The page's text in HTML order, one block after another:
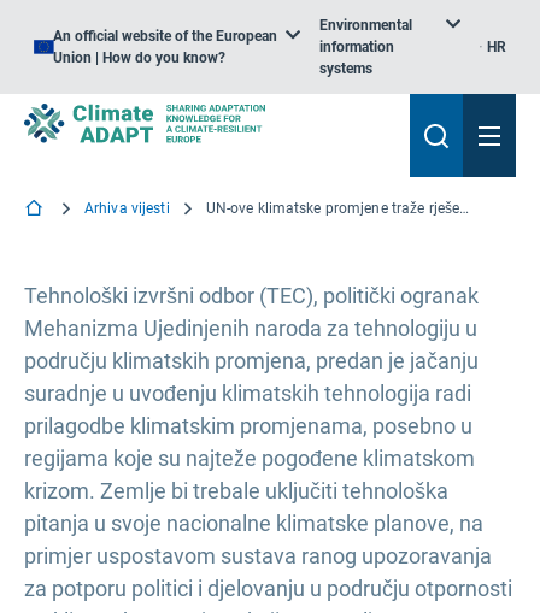
An official website of the European
Union | How do you know?
Environmental
information
systems
HR
Arhiva vijesti UN-ove klimatske promjene traže rješenja za klimatske tehnologije
Tehnološki izvršni odbor (TEC), politički ogranak
Mehanizma Ujedinjenih naroda za tehnologiju u
području klimatskih promjena, predan je jačanju
suradnje u uvođenju klimatskih tehnologija radi
prilagodbe klimatskim promjenama, posebno u
regijama koje su najteže pogođene klimatskom
krizom. Zemlje bi trebale uključiti tehnološka
pitanja u svoje nacionalne klimatske planove, na
primjer uspostavom sustava ranog upozoravanja
za potporu politici i djelovanju u području otpornosti